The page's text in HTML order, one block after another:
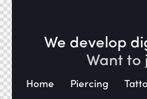
We develop
Want
Home Piercing